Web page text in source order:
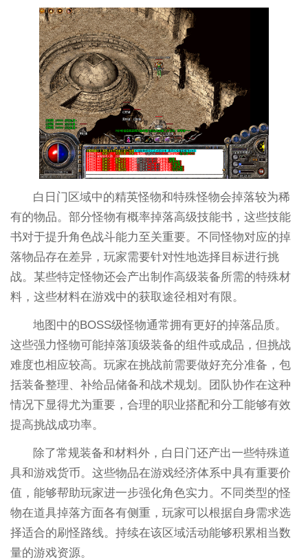
白日门区域中的精英怪物和特殊怪物会掉落较为稀
有的物品。部分怪物有概率掉落高级技能书，这些技能
书对于提升角色战斗能力至关重要。不同怪物对应的掉
落物品存在差异，玩家需要针对性地选择目标进行挑
战。某些特定怪物还会产出制作高级装备所需的特殊材
料，这些材料在游戏中的获取途径相对有限。
地图中的BOSS级怪物通常拥有更好的掉落品质。
这些强力怪物可能掉落顶级装备的组件或成品，但挑战
难度也相应较高。玩家在挑战前需要做好充分准备，包
括装备整理、补给品储备和战术规划。团队协作在这种
情况下显得尤为重要，合理的职业搭配和分工能够有效
提高挑战成功率。
除了常规装备和材料外，白日门还产出一些特殊道
具和游戏货币。这些物品在游戏经济体系中具有重要价
值，能够帮助玩家进一步强化角色实力。不同类型的怪
物在道具掉落方面各有侧重，玩家可以根据自身需求选
择适合的刷怪路线。持续在该区域活动能够积累相当数
量的游戏资源。